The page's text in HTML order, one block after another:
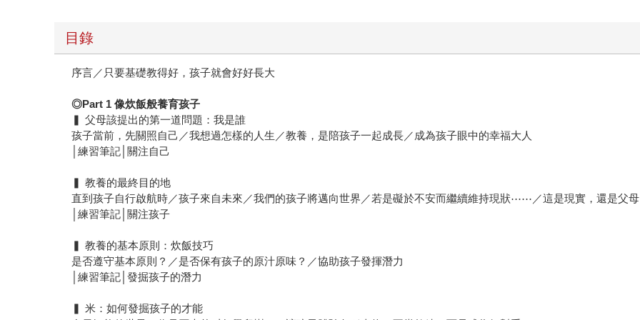
目錄
序言／只要基礎教得好，孩子就會好好長大
◎Part 1 像炊飯般養育孩子
▍ 父母該提出的第一道問題：我是誰
孩子當前，先關照自己／我想過怎樣的人生／教養，是陪孩子一起成長／成為孩子眼中的幸福大人
│練習筆記│關注自己
▍ 教養的最終目的地
直到孩子自行啟航時／孩子來自未來／我們的孩子將邁向世界／若是礙於不安而繼續維持現狀⋯⋯／這是現實，還是父
│練習筆記│關注孩子
▍ 教養的基本原則：炊飯技巧
是否遵守基本原則？／是否保有孩子的原汁原味？／協助孩子發揮潛力
│練習筆記│發掘孩子的潛力
▍ 米：如何發掘孩子的才能